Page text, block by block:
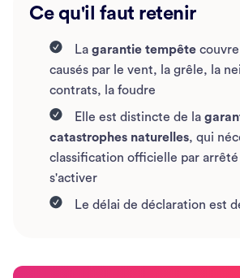
Ce qu'il faut retenir
La garantie tempête
causés par le vent, la grêle, la
contrats, la foudre
Elle est distincte de la
catastrophes naturelles, qui
classification officielle par
s'activer
Le délai de déclaration est